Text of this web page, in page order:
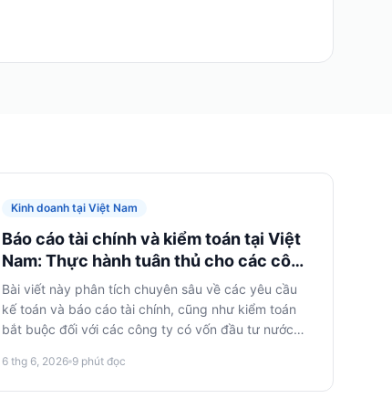
Kinh doanh tại Việt Nam
Báo cáo tài chính và kiểm toán tại Việt
Nam: Thực hành tuân thủ cho các công
ty nước ngoài
Bài viết này phân tích chuyên sâu về các yêu cầu
kế toán và báo cáo tài chính, cũng như kiểm toán
bắt buộc đối với các công ty có vốn đầu tư nước
doanh nghiệp và các nhà quản lý tài chính hướng
dẫn rõ ràng để đảm bảo tuân thủ pháp luật và giảm
6 thg 6, 2026 9 phút đọc